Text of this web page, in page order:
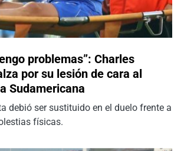
problemas”: Charles
por su lesión de cara al
Sudamericana
debió ser sustituido en el duelo frente a
físicas.